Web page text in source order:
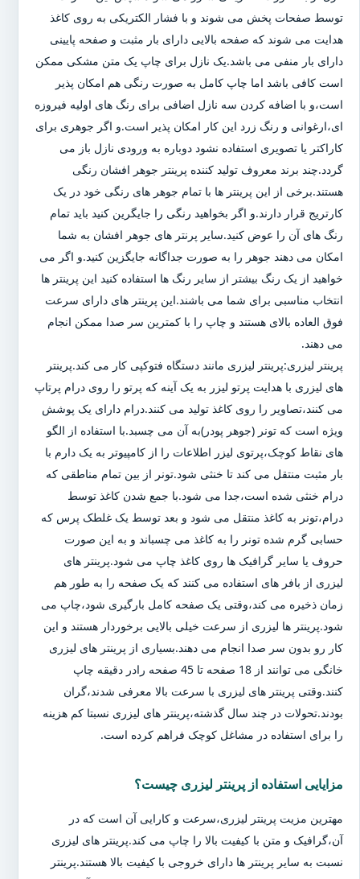
توسط صفحات پخش می شوند و با فشار الکتریکی به روی کاغذ
هدایت می شوند که صفحه بالایی دارای بار مثبت و صفحه پایینی
دارای بار منفی می باشد.یک نازل برای چاپ یک متن مشکی ممکن
است کافی باشد اما چاپ کامل به صورت رنگی هم امکان پذیر
است،و با اضافه کردن سه نازل اضافی برای رنگ های اولیه فیروزه
ای،ارغوانی و رنگ زرد این کار امکان پذیر است.و اگر جوهری برای
کاراکتر یا تصویری استفاده نشود دوباره به ورودی نازل باز می
گردد.چند برند معروف تولید کننده پرینتر جوهر افشان رنگی
هستند.برخی از این پرینتر ها با تمام جوهر های رنگی خود در یک
کارتریج قرار دارند.و اگر بخواهید رنگی را جایگرین کنید باید تمام
رنگ های آن را عوض کنید.سایر پرنتر های جوهر افشان به شما
امکان می دهند جوهر را به صورت جداگانه جایگزین کنید.و اگر می
خواهید از یک رنگ بیشتر از سایر رنگ ها استفاده کنید این پرینتر ها
انتخاب مناسبی برای شما می باشند.این پرینتر های دارای سرعت
فوق العاده بالای هستند و چاپ را با کمترین سر صدا ممکن انجام
می دهند.
پرینتر لیزری:پرینتر لیزری مانند دستگاه فتوکپی کار می کند.پرینتر
های لیزری با هدایت پرتو لیزر به یک آینه که پرتو را روی درام پرتاپ
می کنند،تصاویر را روی کاغذ تولید می کنند.درام دارای یک پوشش
ویژه است که تونر (جوهر پودر)به آن می چسبد.با استفاده از الگو
های نقاط کوچک،پرتوی لیزر اطلاعات را از کامپیوتر به یک دارم با
بار مثبت منتقل می کند تا خنثی شود.تونر از بین تمام مناطقی که
درام خنثی شده است،جدا می شود.با جمع شدن کاغذ توسط
درام،تونر به کاغذ منتقل می شود و بعد توسط یک غلطک پرس که
حسابی گرم شده تونر را به کاغذ می چسباند و به این صورت
حروف یا سایر گرافیک ها روی کاغذ چاپ می شود.پرینتر های
لیزری از بافر های استفاده می کنند که یک صفحه را به طور هم
زمان ذخیره می کند،وقتی یک صفحه کامل بارگیری شود،چاپ می
شود.پرینتر ها لیزری از سرعت خیلی بالایی برخوردار هستند و این
کار رو بدون سر صدا انجام می دهند.بسیاری از پرینتر های لیزری
خانگی می توانند از 18 صفحه تا 45 صفحه رادر دقیقه چاپ
کنند.وقتی پرینتر های لیزری با سرعت بالا معرفی شدند،گران
بودند.تحولات در چند سال گذشته،پرینتر های لیزری نسبتا کم هزینه
را برای استفاده در مشاغل کوچک فراهم کرده است.
مزایایی استفاده از پرینتر لیزری چیست؟
مهترین مزیت پرینتر لیزری،سرعت و کارایی آن است که در
آن،گرافیک و متن با کیفیت بالا را چاپ می کند.پرینتر های لیزری
نسبت به سایر پرینتر ها دارای خروجی با کیفیت بالا هستند.پرینتر